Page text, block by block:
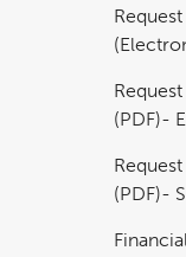
(PDF)-
(PDF)-